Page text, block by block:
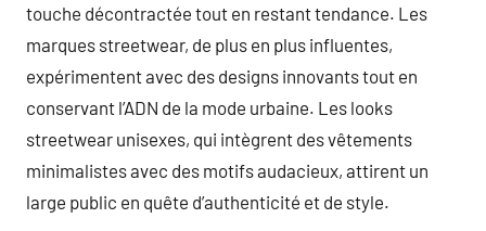
touche décontractée tout en restant tendance. Les
marques streetwear, de plus en plus influentes,
expérimentent avec des designs innovants tout en
conservant l’ADN de la mode urbaine. Les looks
streetwear unisexes, qui intègrent des vêtements
minimalistes avec des motifs audacieux, attirent un
large public en quête d’authenticité et de style.